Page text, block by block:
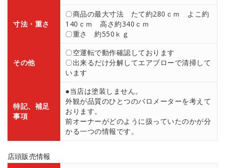
寸法・重さ
〇商品の最大寸法 たて約280ｃｍ よこ約
140ｃｍ 高さ約340ｃｍ
〇重さ 約550ｋｇ
その他
〇空運転で動作確認しております
〇出来るだけ分解してエアブローで清掃して
います
特記、補足
事項
●当店は塗装しません。
外観が品質のひとつのバロメーターを考えて
おります。
前オーナーがどのように扱っていたのかが分
かる一つの情報です。
店頭販売情報